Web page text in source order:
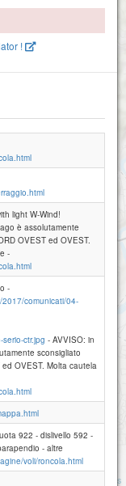
Attributions
!
light W-Wind!
è assolutamente
OVEST ed OVEST.
-
-
comunicati/04-
ctr.jpg - AVVISO: in
sconsigliato
OVEST. Molta cautela
922 - dislivello 592 -
- altre
voli/roncola.html